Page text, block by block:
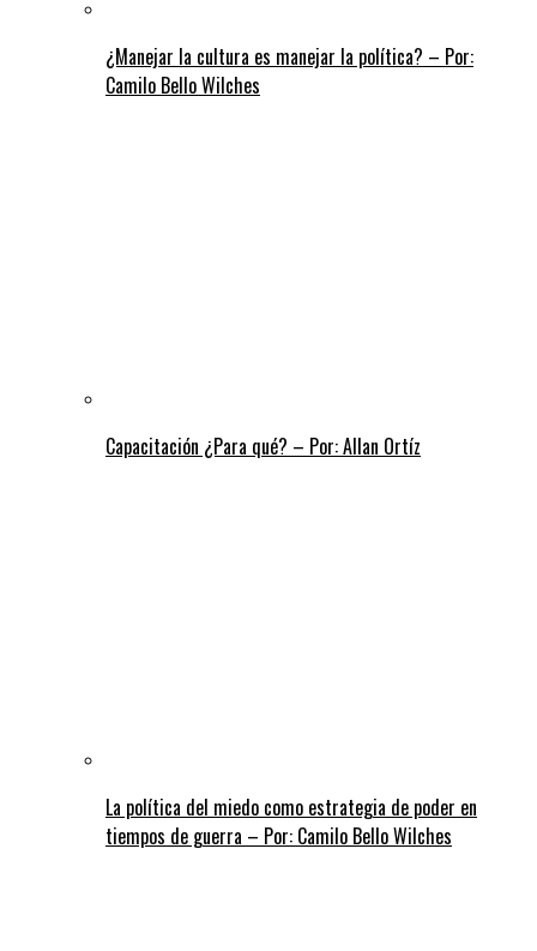
¿Manejar la cultura es manejar la política? – Por:
Camilo Bello Wilches
Capacitación ¿Para qué? – Por: Allan Ortíz
La política del miedo como estrategia de poder en
tiempos de guerra – Por: Camilo Bello Wilches